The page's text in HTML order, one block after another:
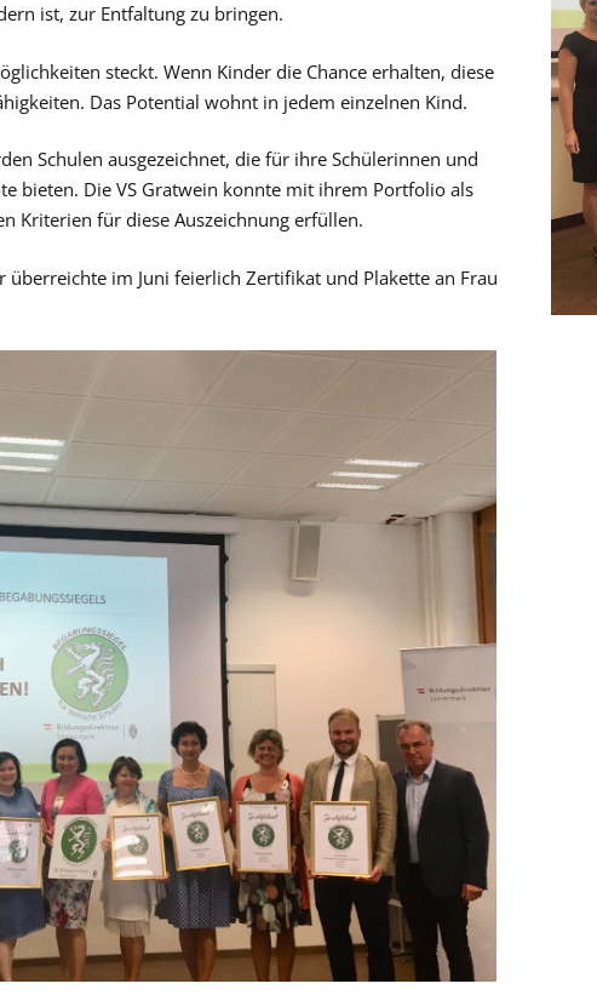
ist, zur Entfaltung zu bringen.
steckt. Wenn Kinder die Chance erhalten, diese
Das Potential wohnt in jedem einzelnen Kind.
Schulen ausgezeichnet, die für ihre Schülerinnen und
bieten. Die VS Gratwein konnte mit ihrem Portfolio als
Kriterien für diese Auszeichnung erfüllen.
im Juni feierlich Zertifikat und Plakette an Frau